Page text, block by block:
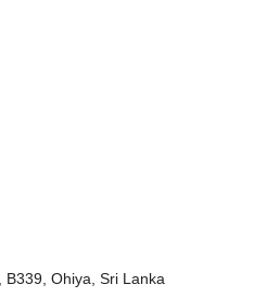
Ohiya, Sri Lanka